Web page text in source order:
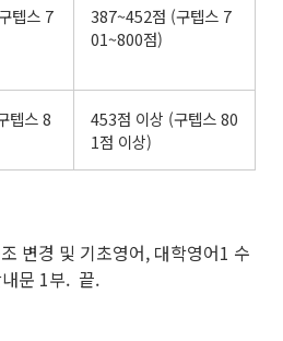
텝스 7
387~452점 (구텝스 7
01~800점)
텝스 8
453점 이상 (구텝스 80
1점 이상)
변경 및 기초영어, 대학영어1 수
문 1부. 끝.